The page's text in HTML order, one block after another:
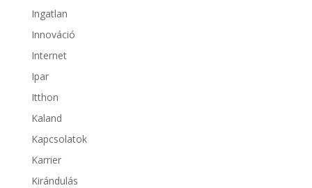
Ingatlan
Innováció
Internet
Ipar
Itthon
Kaland
Kapcsolatok
Karrier
Kirándulás